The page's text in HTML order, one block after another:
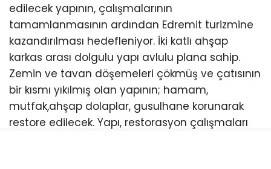
edilecek yapının, çalışmalarının
tamamlanmasının ardından Edremit turizmine
kazandırılması hedefleniyor. İki katlı ahşap
karkas arası dolgulu yapı avlulu plana sahip.
Zemin ve tavan döşemeleri çökmüş ve çatısının
bir kısmı yıkılmış olan yapının; hamam,
mutfak,ahşap dolaplar, gusulhane korunarak
restore edilecek. Yapı, restorasyon çalışmaları